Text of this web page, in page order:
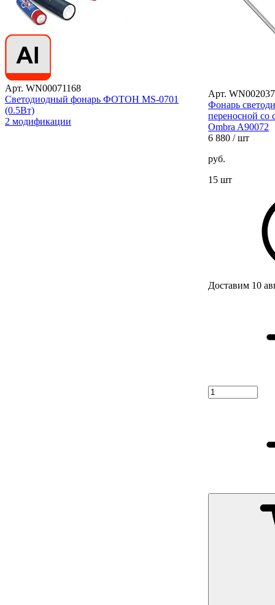
Арт. WN00071168
Светодиодный фонарь ФОТОН MS-0701
(0.5Вт)
2 модификации
Арт.
Фонарь
переносной со
Ombra A90072
6 880 / шт
руб.
15 шт
Доставим 10